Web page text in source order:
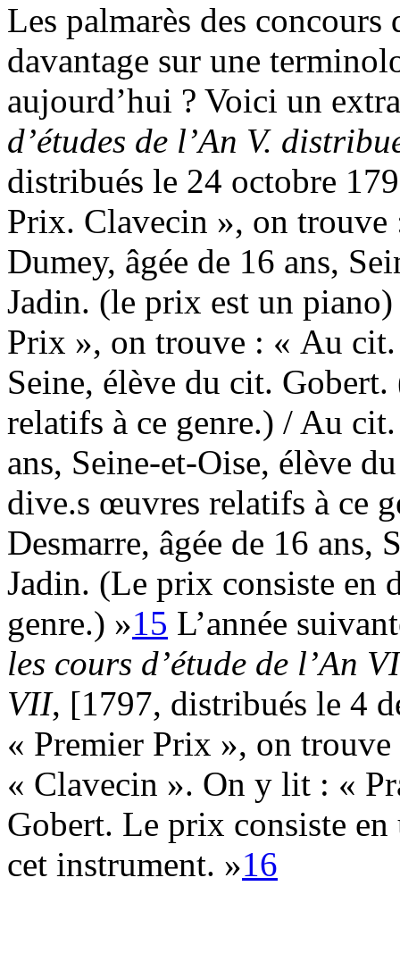
Les palmarès des
davantage sur une
aujourd’hui ? Voici un
d’études de l’An V.
distribués le 24 octobre
Prix. Clavecin », on
Dumey, âgée de 16 ans,
Jadin. (le prix est un
Prix », on trouve : « Au cit.
Seine, élève du cit.
relatifs à ce genre.) / Au
ans, Seine-et-Oise, élève
dive.s œuvres relatifs à ce
Desmarre, âgée de 16 ans,
Jadin. (Le prix consiste en
genre.) »15 L’année
les cours d’étude de l’An
VII, [1797, distribués le 4
« Premier Prix », on
« Clavecin ». On y lit : «
Gobert. Le prix consiste en
cet instrument. »16